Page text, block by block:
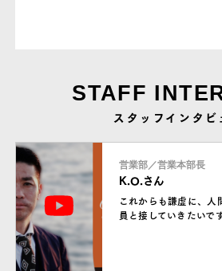
STAFF
スタッフインタビ
営業部／営業本部長
K.O.さん
これからも謙虚に、人
員と接していきたいで